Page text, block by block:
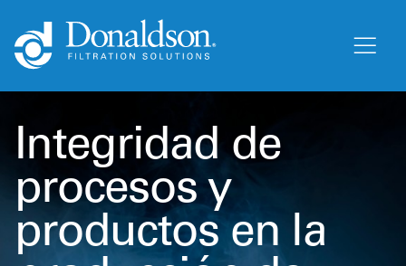
Integridad de
procesos y
productos en la